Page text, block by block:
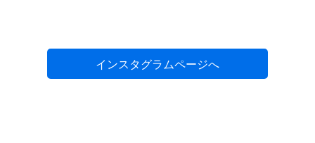
インスタグラムページへ